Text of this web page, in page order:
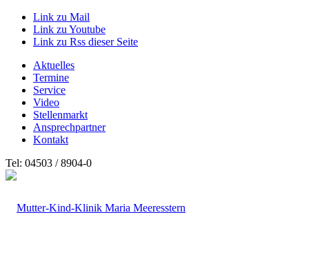
Link zu Mail
Link zu Youtube
Link zu Rss dieser Seite
Aktuelles
Termine
Service
Video
Stellenmarkt
Ansprechpartner
Kontakt
Tel: 04503 / 8904-0